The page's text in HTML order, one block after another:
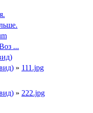
...
» 111.jpg
» 222.jpg